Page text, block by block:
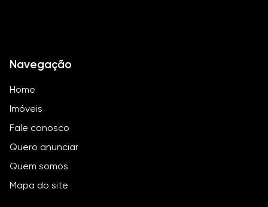
Navegação
Home
Imóveis
Fale conosco
Quero anunciar
Quem somos
Mapa do site